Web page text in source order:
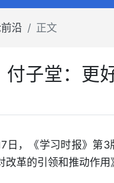
沿 正文
付子堂：更
日，《学习时报》第
改革的引领和推动作